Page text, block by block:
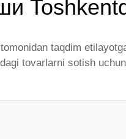
taqdim
tovarlarni sotish
va brendlar tomonidan